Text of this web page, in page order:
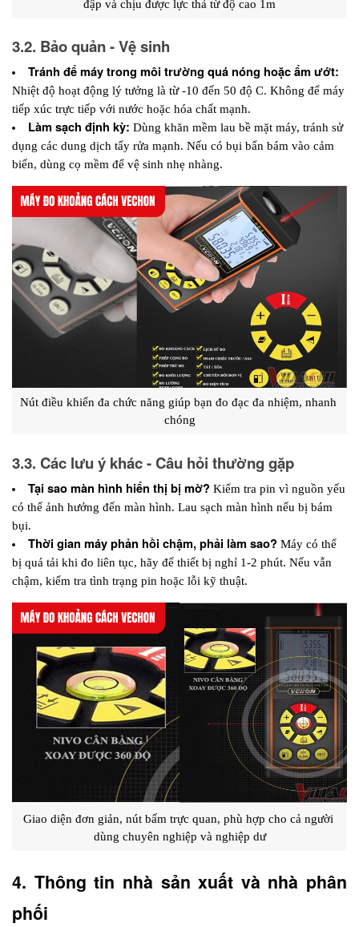
đập và chịu được lực thả từ độ cao 1m
3.2. Bảo quản - Vệ sinh
Tránh để máy trong môi trường quá nóng hoặc ẩm ướt:
Nhiệt độ hoạt động lý tưởng là từ -10 đến 50 độ C. Không để máy
tiếp xúc trực tiếp với nước hoặc hóa chất mạnh.
Làm sạch định kỳ: Dùng khăn mềm lau bề mặt máy, tránh sử
dụng các dung dịch tẩy rửa mạnh. Nếu có bụi bẩn bám vào cảm
biến, dùng cọ mềm để vệ sinh nhẹ nhàng.
Nút điều khiển đa chức năng giúp bạn đo đạc đa nhiệm, nhanh
chóng
3.3. Các lưu ý khác - Câu hỏi thường gặp
Tại sao màn hình hiển thị bị mờ? Kiểm tra pin vì nguồn yếu
có thể ảnh hưởng đến màn hình. Lau sạch màn hình nếu bị bám
bụi.
Thời gian máy phản hồi chậm, phải làm sao? Máy có thể
bị quá tải khi đo liên tục, hãy để thiết bị nghỉ 1-2 phút. Nếu vẫn
chậm, kiểm tra tình trạng pin hoặc lỗi kỹ thuật.
Giao diện đơn giản, nút bấm trực quan, phù hợp cho cả người
dùng chuyên nghiệp và nghiệp dư
4. Thông tin nhà sản xuất và nhà phân
phối